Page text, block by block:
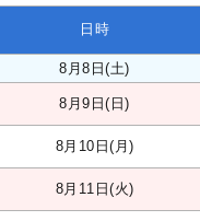
日時
8月8日(土)
8月9日(日)
8月10日(月)
8月11日(火)